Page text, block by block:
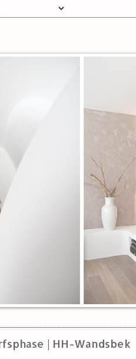
| HH-Wandsbek